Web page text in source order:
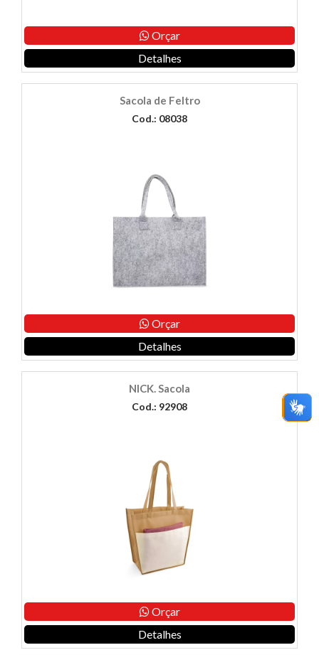
Orçar
Detalhes
Sacola de Feltro
Cod.: 08038
Orçar
Detalhes
NICK. Sacola
Cod.: 92908
Orçar
Detalhes